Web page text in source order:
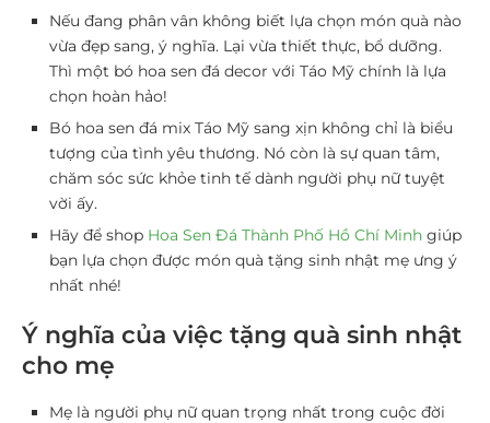
Nếu đang phân vân không biết lựa chọn món quà nào
vừa đẹp sang, ý nghĩa. Lại vừa thiết thực, bổ dưỡng.
Thì một bó hoa sen đá decor với Táo Mỹ chính là lựa
chọn hoàn hảo!
Bó hoa sen đá mix Táo Mỹ sang xịn không chỉ là biểu
tượng của tình yêu thương. Nó còn là sự quan tâm,
chăm sóc sức khỏe tinh tế dành người phụ nữ tuyệt
vời ấy.
Hãy để shop Hoa Sen Đá Thành Phố Hồ Chí Minh giúp
bạn lựa chọn được món quà tặng sinh nhật mẹ ưng ý
nhất nhé!
Ý nghĩa của việc tặng quà sinh nhật
cho mẹ
Mẹ là người phụ nữ quan trọng nhất trong cuộc đời